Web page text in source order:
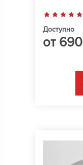
Доступно
от 690